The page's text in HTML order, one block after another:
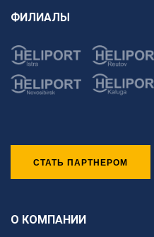
ФИЛИАЛЫ
СТАТЬ ПАРТНЕРОМ
О КОМПАНИИ